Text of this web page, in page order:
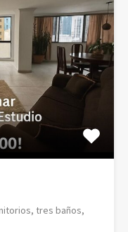
tres baños,